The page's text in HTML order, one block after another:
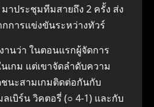
าประชุมทีมสายถึง 2 ครั้ง ส่ง
การแข่งขันระหว่างทัวร์
นว่า ในตอนแรกผู้จัดการ
เกม แต่เขาจัดลำดับความ
นะสามเกมติดต่อกันกับ
ลเบิร์น วิคตอรี่ (○ 4-1) และกับ